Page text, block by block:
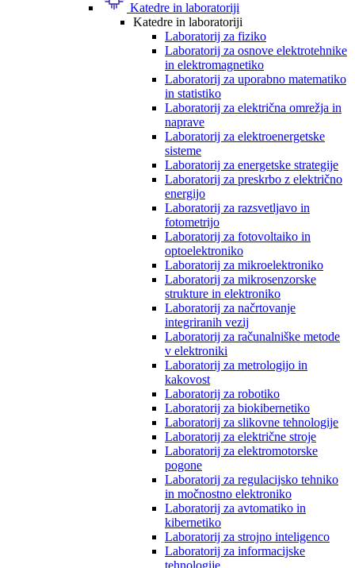
Katedre in laboratoriji
Katedre in laboratoriji
Laboratorij za fiziko
Laboratorij za osnove elektrotehnike
in elektromagnetiko
Laboratorij za uporabno matematiko
in statistiko
Laboratorij za električna omrežja in
naprave
Laboratorij za elektroenergetske
sisteme
Laboratorij za energetske strategije
Laboratorij za preskrbo z električno
energijo
Laboratorij za razsvetljavo in
fotometrijo
Laboratorij za fotovoltaiko in
optoelektroniko
Laboratorij za mikroelektroniko
Laboratorij za mikrosenzorske
strukture in elektroniko
Laboratorij za načrtovanje
integriranih vezij
Laboratorij za računalniške metode
v elektroniki
Laboratorij za metrologijo in
kakovost
Laboratorij za robotiko
Laboratorij za biokibernetiko
Laboratorij za slikovne tehnologije
Laboratorij za električne stroje
Laboratorij za elektromotorske
pogone
Laboratorij za regulacijsko tehniko
in močnostno elektroniko
Laboratorij za avtomatiko in
kibernetiko
Laboratorij za strojno inteligenco
Laboratorij za informacijske
tehnologije